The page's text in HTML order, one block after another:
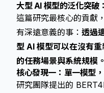
大型 AI 模型的泛化突破
這篇研究最核心的貢獻
有深遠意義的事： 透過
型 AI 模型可以在沒有
的任務場景與系統規模。
核心發現一：單一模型
研究團隊提出的